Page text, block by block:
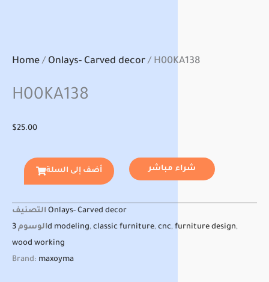
Home / Onlays- Carved decor / H00KA138
H00KA138
$25.00
أضف إلى السلة شراء مباشر
التصنيف Onlays- Carved decor
الوسوم3d modeling, classic furniture, cnc, furniture design,
wood working
Brand: maxoyma